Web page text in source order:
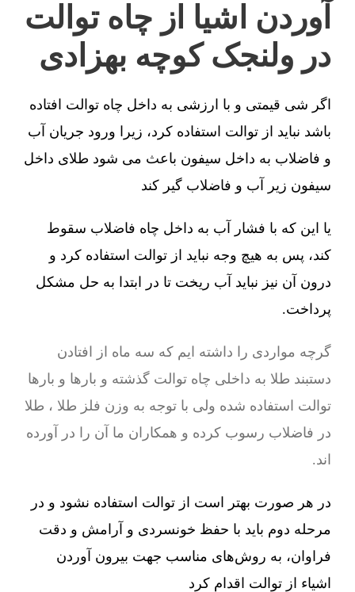
آوردن اشیا از چاه توالت
در ولنجک کوچه بهزادی
اگر شی قیمتی و با ارزشی به داخل چاه توالت افتاده
باشد نباید از توالت استفاده کرد، زیرا ورود جریان آب
و فاضلاب به داخل سیفون باعث می شود طلای داخل
سیفون زیر آب و فاضلاب گیر کند
یا این که با فشار آب به داخل چاه فاضلاب سقوط
کند، پس به هیچ وجه نباید از توالت استفاده کرد و
درون آن نیز نباید آب ریخت تا در ابتدا به حل مشکل
پرداخت.
گرچه مواردی را داشته ایم که سه ماه از افتادن
دستبند طلا به داخلی چاه توالت گذشته و بارها و بارها
توالت استفاده شده ولی با توجه به وزن فلز طلا ، طلا
در فاضلاب رسوب کرده و همکاران ما آن را در آورده
اند.
در هر صورت بهتر است از توالت استفاده نشود و در
مرحله دوم باید با حفظ خونسردی و آرامش و دقت
فراوان، به روش‌های مناسب جهت بیرون آوردن
اشیاء از توالت اقدام کرد